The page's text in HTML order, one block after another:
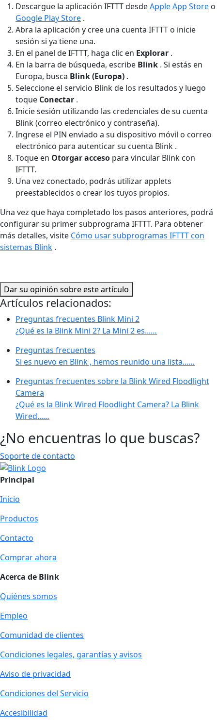
Descargue la aplicación IFTTT desdeApple App Store o
Google Play Store .
Abra la aplicación y cree una cuenta IFTTT o inicie
sesión si ya tiene una.
En el panel de IFTTT, haga clic en Explorar .
En la barra de búsqueda, escribe Blink . Si estás en
Europa, busca Blink (Europa) .
Seleccione el servicio Blink de los resultados y luego
toque Conectar .
Inicie sesión utilizando las credenciales de su cuenta
Blink (correo electrónico y contraseña).
Ingrese el PIN enviado a su dispositivo móvil o correo
electrónico para autenticar su cuenta Blink .
Toque en Otorgar acceso para vincular Blink con
IFTTT.
Una vez conectado, podrás utilizar applets
preestablecidos o crear los tuyos propios.
Una vez que haya completado los pasos anteriores, podrá
configurar su primer subprograma IFTTT. Para obtener
más detalles, visite Cómo usar subprogramas IFTTT con
sistemas Blink .
Dar su opinión sobre este artículo
Artículos relacionados:
Preguntas frecuentes Blink Mini 2
¿Qué es la Blink Mini 2? La Mini 2 es...…
Preguntas frecuentes
Si es nuevo en Blink , hemos reunido una lista...…
Preguntas frecuentes sobre la Blink Wired Floodlight
Camera
¿Qué es la Blink Wired Floodlight Camera? La Blink
Wired...…
¿No encuentras lo que buscas?
Soporte de contacto
Principal
Inicio
Productos
Contacto
Comprar ahora
Acerca de Blink
Quiénes somos
Empleo
Comunidad de clientes
Condiciones legales, garantías y avisos
Aviso de privacidad
Condiciones del Servicio
Accesibilidad